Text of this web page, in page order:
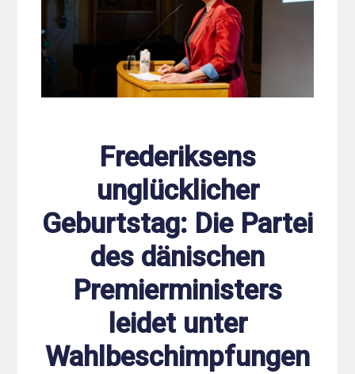
Frederiksens
unglücklicher
Geburtstag: Die Partei
des dänischen
Premierministers
leidet unter
Wahlbeschimpfungen